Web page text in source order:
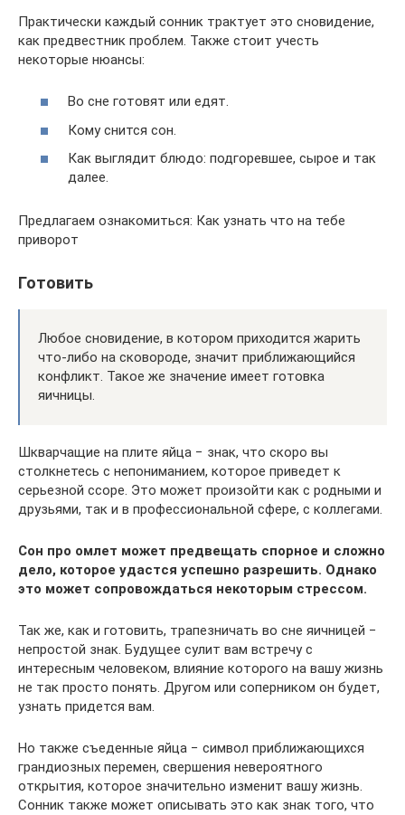
Практически каждый сонник трактует это сновидение,
как предвестник проблем. Также стоит учесть
некоторые нюансы:
Во сне готовят или едят.
Кому снится сон.
Как выглядит блюдо: подгоревшее, сырое и так
далее.
Предлагаем ознакомиться: Как узнать что на тебе
приворот
Готовить
Любое сновидение, в котором приходится жарить
что-либо на сковороде, значит приближающийся
конфликт. Такое же значение имеет готовка
яичницы.
Шкварчащие на плите яйца − знак, что скоро вы
столкнетесь с непониманием, которое приведет к
серьезной ссоре. Это может произойти как с родными и
друзьями, так и в профессиональной сфере, с коллегами.
Сон про омлет может предвещать спорное и сложно
дело, которое удастся успешно разрешить. Однако
это может сопровождаться некоторым стрессом.
Так же, как и готовить, трапезничать во сне яичницей −
непростой знак. Будущее сулит вам встречу с
интересным человеком, влияние которого на вашу жизнь
не так просто понять. Другом или соперником он будет,
узнать придется вам.
Но также съеденные яйца − символ приближающихся
грандиозных перемен, свершения невероятного
открытия, которое значительно изменит вашу жизнь.
Сонник также может описывать это как знак того, что